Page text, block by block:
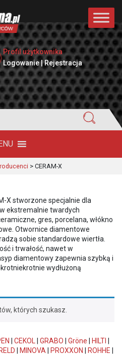
Profil użytkownika
Logowanie | Rejestracja
> CERAM-X
X stworzone specjalnie dla
ekstremalnie twardych
gres, porcelana, włókno
Otwornice diamentowe
sobie standardowe wiertła.
i trwałość, nawet w
diamentowy zapewnia szybką i
wydłużoną
których szukasz.
CEKOL GRABO Gröne HILTI
MINOVA PROXXON ROHHE